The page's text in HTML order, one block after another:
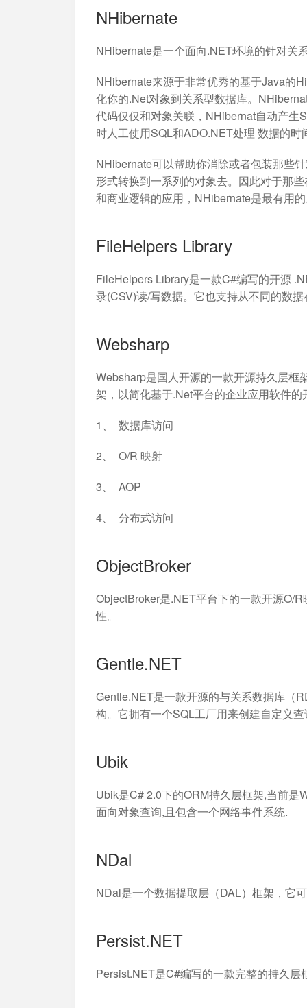
NHibernate
NHibernate是一个面向.NET环境的针对关
NHibernate来源于非常优秀的基于Java的
化你的.Net对象到关系型数据库。
代码仅仅和对象关联，NHibernat自动产生
时人工使用SQL和ADO.NET处理 数据的时
NHibernate可以帮助你消除或者包装那些
形式转换到一系列的对象去。因此对于那
和商业逻辑的应用，NHibernate是最有用
FileHelpers Library
FileHelpers Library是一款C#编写的开源
录(CSV)读/写数据。它也支持从不同的数
Websharp
Websharp是国人开源的一款开源持久层框
架，以简化基于.Net平台的企业应用软件
1、 数据库访问
2、 O/R 映射
3、 AOP
4、 分布式访问
ObjectBroker
ObjectBroker是.NET平台下的一款开源O/
性。
Gentle.NET
Gentle.NET是一款开源的与关系数据库（
构。它拥有一个SQL工厂用来创建自定义
Ubik
Ubik是C# 2.0下的ORM持久层框架,当前
面向对象查询,且包含一个网络事件系统.
NDal
NDal是一个数据提取层（DAL）框架，它
Persist.NET
Persist.NET是C#编写的一款完整的持久层